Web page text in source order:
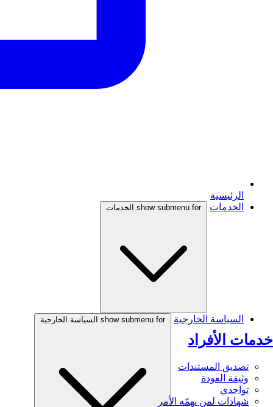
الرئيسية
الخدمات
show submenu for الخدمات
خدمات الأفراد
تصديق المستندات
وثيقة العودة
تواجدي
شهادات لمن يهمّه الأمر
السياسة الخارجية show submenu for السياسة الخارجية